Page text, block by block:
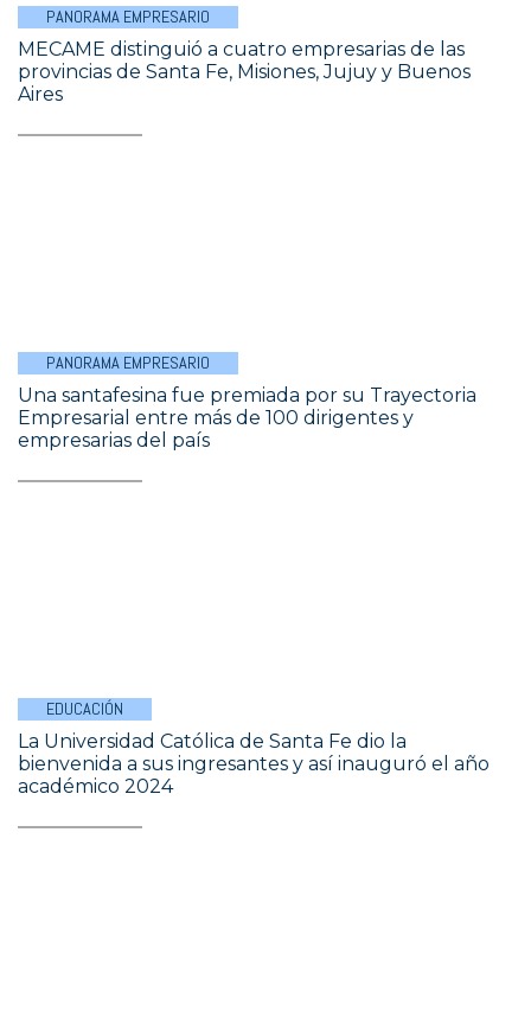
PANORAMA EMPRESARIO
MECAME distinguió a cuatro empresarias de las
provincias de Santa Fe, Misiones, Jujuy y Buenos
Aires
PANORAMA EMPRESARIO
Una santafesina fue premiada por su Trayectoria
Empresarial entre más de 100 dirigentes y
empresarias del país
EDUCACIÓN
La Universidad Católica de Santa Fe dio la
bienvenida a sus ingresantes y así inauguró el año
académico 2024